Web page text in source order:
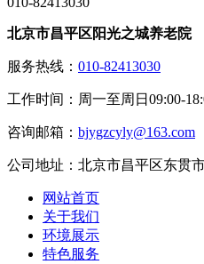
北京市昌平区阳光之城养老院
服务热线： 010-82413030
工作时间：周一至周日09:00-
咨询邮箱： bjygzcyly@163.com
公司地址：北京市昌平区东贯
网站首页
关于我们
环境展示
特色服务